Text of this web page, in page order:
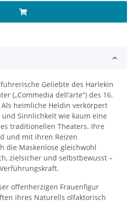
Geliebte des Harlekin
(„Commedia dell‘arte“) des 16.
heimliche Heldin verkörpert
Sinnlichkeit wie kaum eine
traditionellen Theaters. Ihre
und mit ihren Reizen
die Maskenlose gleichwohl
zielsicher und selbstbewusst –
offenherzigen Frauenfigur
ihres Naturells olfaktorisch